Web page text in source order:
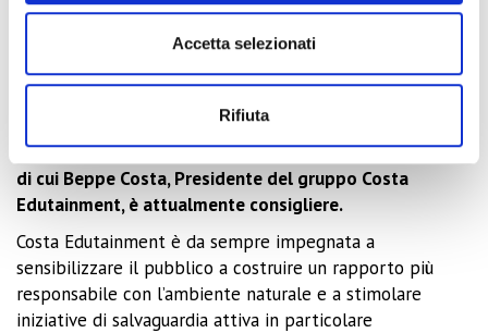
Accetta selezionati
Rifiuta
maggiormente quando integra i criteri ESG
(Enviromental, Social, Governance) all’interno dei
Entertainment Network (IEN), operatore italiano nella
gestione di grandi eventi e servizi per attività culturali,
di cui Beppe Costa, Presidente del gruppo Costa
Edutainment, è attualmente consigliere.
Costa Edutainment è da sempre impegnata a
sensibilizzare il pubblico a costruire un rapporto più
responsabile con l’ambiente naturale e a stimolare
iniziative di salvaguardia attiva in particolare